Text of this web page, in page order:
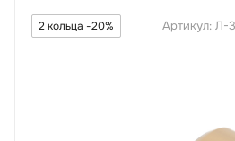
2 кольца -20% Артикул: Л-